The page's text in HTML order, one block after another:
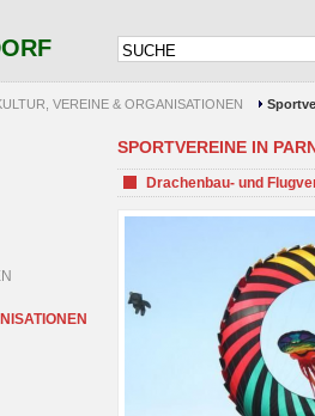
VEREINE & ORGANISATIONEN
SPORTVEREINE IN
Drachenbau- und